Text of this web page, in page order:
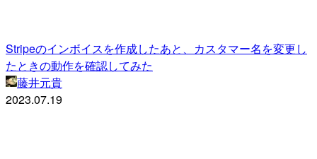
Stripeのインボイスを作成したあと、カスタマー名を変更し
たときの動作を確認してみた
藤井元貴
2023.07.19